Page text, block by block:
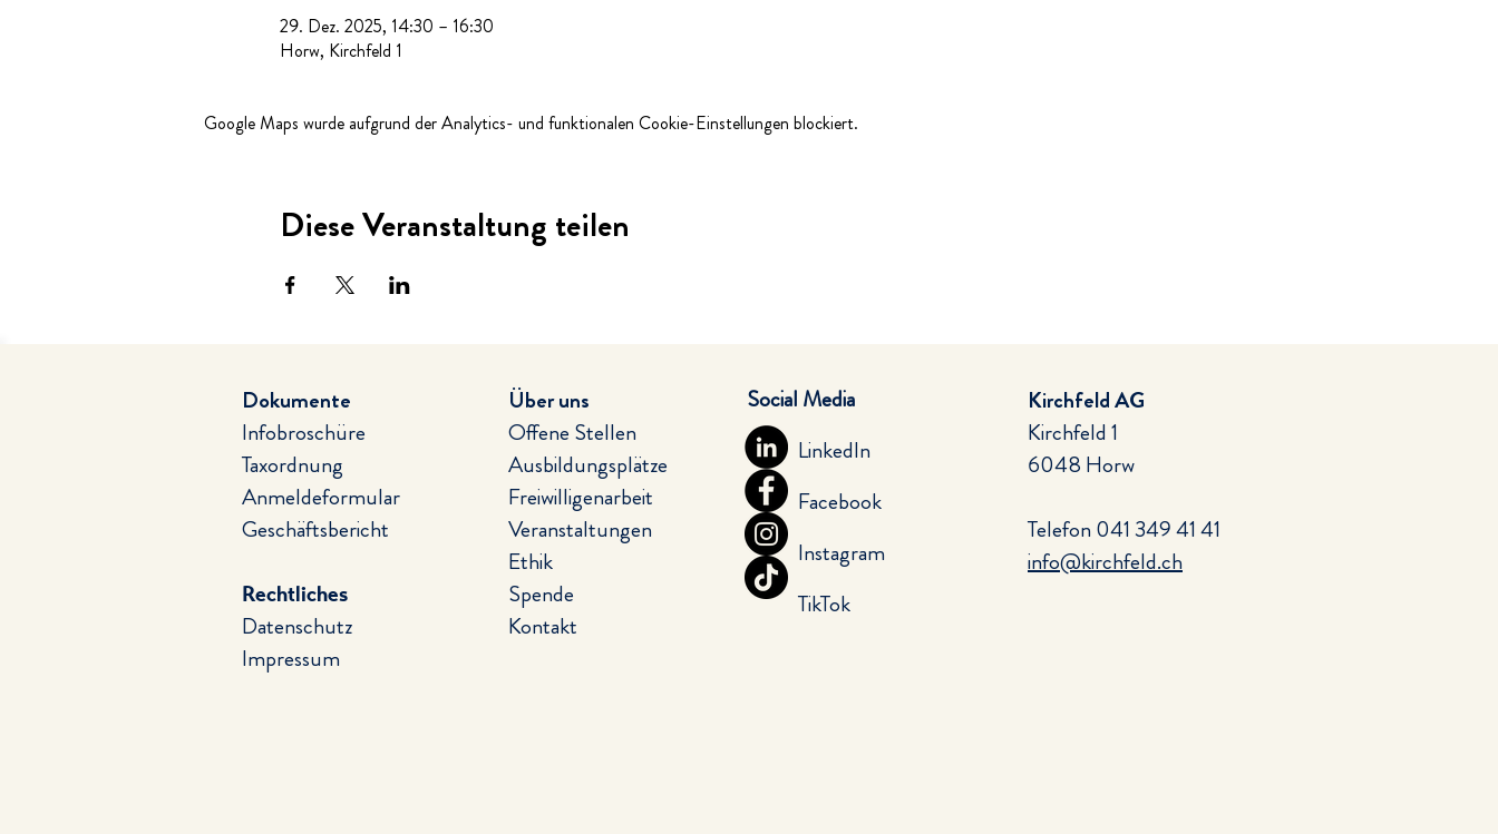
29. Dez. 2025, 14:30 – 16:30
Horw, Kirchfeld 1
Google Maps wurde aufgrund der Analytics- und funktionalen Cookie-Einstellungen blockiert.
Diese Veranstaltung teilen
Dokumente
Infobroschüre
Taxordnung
Anmeldeformular
Geschäftsbericht
Rechtliches
Datenschutz
Impressum
Über uns
Offene Stellen
Ausbildungsplätze
Freiwilligenarbeit
Veranstaltungen
Ethik
Spende
Kontakt
LinkedIn
Facebook
Instagram
TikTok
Social Media
Kirchfeld AG
Kirchfeld 1
6048 Horw
Telefon041 349 41 41
info@kirchfeld.ch